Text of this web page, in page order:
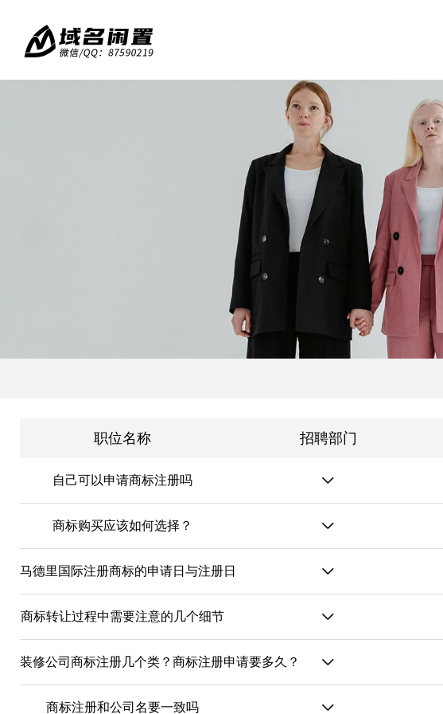
职位名称 招聘部门
自己可以申请商标注册吗
商标购买应该如何选择？
马德里国际注册商标的申请日与注册日
商标转让过程中需要注意的几个细节
装修公司商标注册几个类？商标注册申请要多久？
商标注册和公司名要一致吗